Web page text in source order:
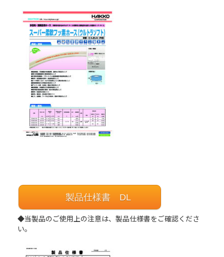
製品仕様書 DL
◆当製品のご使用上の注意は、製品仕様書をご確認くださ
い。